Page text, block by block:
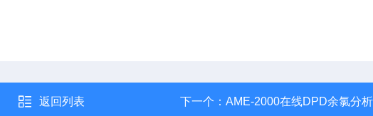
返回列表 下一个： AME-2000在线DPD余氯分